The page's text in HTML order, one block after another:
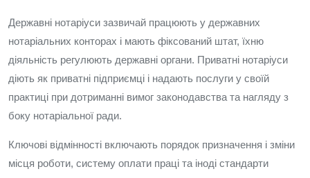
Державні нотаріуси зазвичай працюють у державних
нотаріальних конторах і мають фіксований штат, їхню
діяльність регулюють державні органи. Приватні нотаріуси
діють як приватні підприємці і надають послуги у своїй
практиці при дотриманні вимог законодавства та нагляду з
боку нотаріальної ради.
Ключові відмінності включають порядок призначення і зміни
місця роботи, систему оплати праці та іноді стандарти